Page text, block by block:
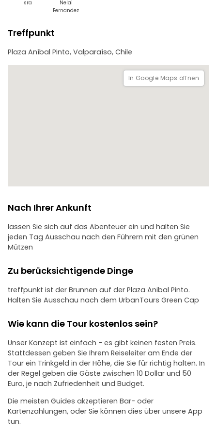
- Kreuzfahrthaus - Bavestrello-Passage
- Straßen Urriola - Prat
- Denkmal für die Helden von Iquique
- Prat-Dock
...und vieles mehr!
Isra
Nelai
Fernandez
Treffpunkt
Plaza Aníbal Pinto, Valparaíso, Chile
In Google Maps öffnen
Nach Ihrer Ankunft
lassen Sie sich auf das Abenteuer ein und halten Sie
jeden Tag Ausschau nach den Führern mit den grünen
Mützen
Zu berücksichtigende Dinge
treffpunkt ist der Brunnen auf der Plaza Anibal Pinto.
Halten Sie Ausschau nach dem UrbanTours Green Cap
Wie kann die Tour kostenlos sein?
Unser Konzept ist einfach - es gibt keinen festen Preis.
Stattdessen geben Sie Ihrem Reiseleiter am Ende der
Tour ein Trinkgeld in der Höhe, die Sie für richtig halten. In
der Regel geben die Gäste zwischen 10 Dollar und 50
Euro, je nach Zufriedenheit und Budget.
Die meisten Guides akzeptieren Bar- oder
Kartenzahlungen, oder Sie können dies über unsere App
tun.